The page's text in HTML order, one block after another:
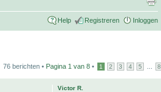
Help Registreren Inloggen
76 berichten • Pagina 1 van 8 • 1 2 3 4 5 8
Victor R.